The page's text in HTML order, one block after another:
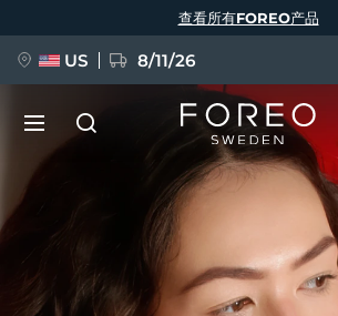
查看所有FOREO产品
US 8/11/26
BREAKING NEWS
语言
English Deutsch